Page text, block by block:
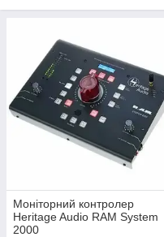
Моніторний контролер
Heritage Audio RAM System
2000